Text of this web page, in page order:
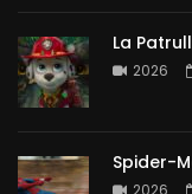
La
2026
Spider-
2026